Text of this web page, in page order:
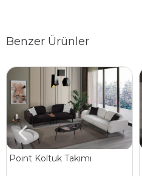
Benzer Ürünler
Point Koltuk Takımı